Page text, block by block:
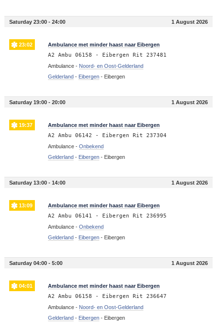
Saturday 23:00 - 24:00 1 August 2026
23:02 Ambulance met minder haast naar Eibergen
A2 Ambu 06158 - Eibergen Rit 237481
Ambulance - Noord- en Oost-Gelderland
Gelderland - Eibergen- Eibergen
Saturday 19:00 - 20:00 1 August 2026
19:37 Ambulance met minder haast naar Eibergen
A2 Ambu 06142 - Eibergen Rit 237304
Ambulance - Onbekend
Gelderland - Eibergen- Eibergen
Saturday 13:00 - 14:00 1 August 2026
13:09 Ambulance met minder haast naar Eibergen
A2 Ambu 06141 - Eibergen Rit 236995
Ambulance - Onbekend
Gelderland - Eibergen- Eibergen
Saturday 04:00 - 5:00 1 August 2026
04:01 Ambulance met minder haast naar Eibergen
A2 Ambu 06158 - Eibergen Rit 236647
Ambulance - Noord- en Oost-Gelderland
Gelderland - Eibergen- Eibergen